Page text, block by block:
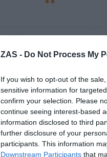
ZAS - Do Not Process My
If you wish to opt-out of the
sensitive information for
confirm your selection. Please
continue seeing interest-based
information disclosed to third
further disclosure of your
participants. This information
Downstream Participants that